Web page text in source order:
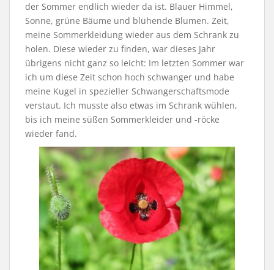
der Sommer endlich wieder da ist. Blauer Himmel,
Sonne, grüne Bäume und blühende Blumen. Zeit,
meine Sommerkleidung wieder aus dem Schrank zu
holen. Diese wieder zu finden, war dieses Jahr
übrigens nicht ganz so leicht: Im letzten Sommer war
ich um diese Zeit schon hoch schwanger und habe
meine Kugel in spezieller Schwangerschaftsmode
verstaut. Ich musste also etwas im Schrank wühlen,
bis ich meine süßen Sommerkleider und -röcke
wieder fand.